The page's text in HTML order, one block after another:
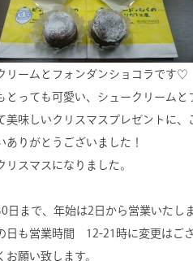
リームとフォンダンショコラです♡
とっても可愛い、シュークリームと
美味しいクリスマスプレゼントに
ありがとうございました！
リスマスになりました。
日まで、年始は2日から営業いたしま
日も営業時間 12-21時に変更はござ
お願い致します。